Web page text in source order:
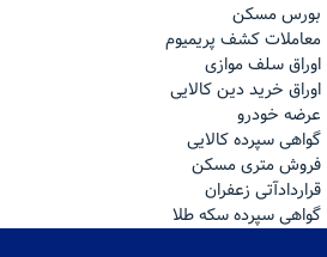
بورس مسکن
معاملات کشف پریمیوم
اوراق سلف موازی
اوراق خرید دین کالایی
عرضه خودرو
گواهی سپرده کالایی
فروش مترى مسكن
قراردادآتی زعفران
گواهی سپرده سکه طلا